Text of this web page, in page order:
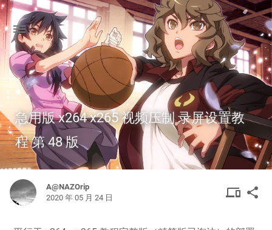
急用版 x264 x265 视频压制 录屏设置教
程 第 48 版
A@NAZOrip
2020 年 05 月 24 日
share